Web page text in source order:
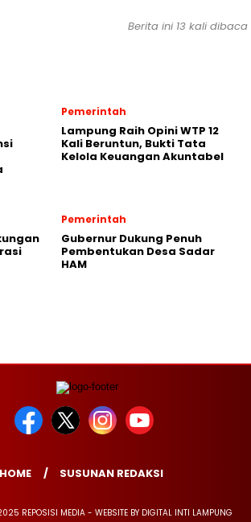
Berita ini 13 kali dibaca
Pemerintah
Lampung Raih Opini WTP 12
Kali Beruntun, Bukti Tata
Kelola Keuangan Akuntabel
Pemerintah
Gubernur Dukung Penuh
Pembentukan Desa Sadar
HAM
HOME SUSUNAN REDAKSI
REPOSISI MEDIA - WEBSITE BY DIGITAL INTI LAMPUNG